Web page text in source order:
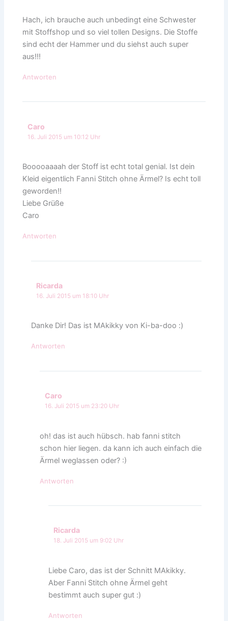
Hach, ich brauche auch unbedingt eine Schwester
mit Stoffshop und so viel tollen Designs. Die Stoffe
sind echt der Hammer und du siehst auch super
aus!!!
Antworten
Caro
16. Juli 2015 um 10:12 Uhr
Booooaaaah der Stoff ist echt total genial. Ist dein
Kleid eigentlich Fanni Stitch ohne Ärmel? Is echt toll
geworden!!
Liebe Grüße
Caro
Antworten
Ricarda
16. Juli 2015 um 18:10 Uhr
Danke Dir! Das ist MAkikky von Ki-ba-doo :)
Antworten
Caro
16. Juli 2015 um 23:20 Uhr
oh! das ist auch hübsch. hab fanni stitch
schon hier liegen. da kann ich auch einfach die
Ärmel weglassen oder? :)
Antworten
Ricarda
18. Juli 2015 um 9:02 Uhr
Liebe Caro, das ist der Schnitt MAkikky.
Aber Fanni Stitch ohne Ärmel geht
bestimmt auch super gut :)
Antworten